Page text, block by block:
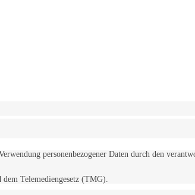
personenbezogener Daten durch den
dem Telemediengesetz (TMG).